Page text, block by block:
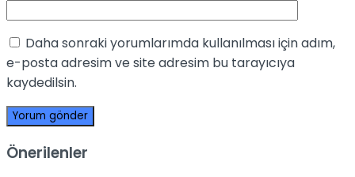
Daha sonraki yorumlarımda kullanılması için adım,
e-posta adresim ve site adresim bu tarayıcıya
kaydedilsin.
Önerilenler